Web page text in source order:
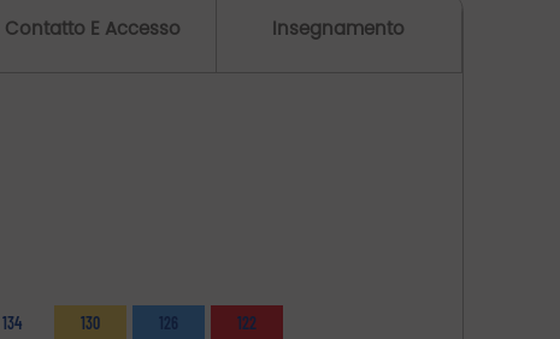
Contatto E Accesso Insegnamento
134 130 126 122